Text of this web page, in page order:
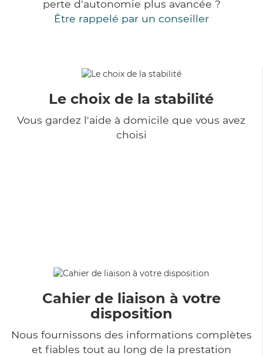
perte d'autonomie plus avancée ?
Être rappelé par un conseiller
Le choix de la stabilité
Vous gardez l'aide à domicile que vous avez
choisi
Cahier de liaison à votre
disposition
Nous fournissons des informations complètes
et fiables tout au long de la prestation